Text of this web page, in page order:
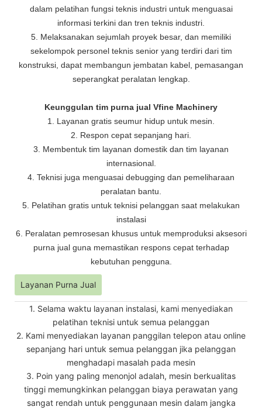
dalam pelatihan fungsi teknis industri untuk menguasai
informasi terkini dan tren teknis industri.
5. Melaksanakan sejumlah proyek besar, dan memiliki
sekelompok personel teknis senior yang terdiri dari tim
konstruksi, dapat membangun jembatan kabel, pemasangan
seperangkat peralatan lengkap.
Keunggulan tim purna jual Vfine Machinery
1. Layanan gratis seumur hidup untuk mesin.
2. Respon cepat sepanjang hari.
3. Membentuk tim layanan domestik dan tim layanan
internasional.
4. Teknisi juga menguasai debugging dan pemeliharaan
peralatan bantu.
5. Pelatihan gratis untuk teknisi pelanggan saat melakukan
instalasi
6. Peralatan pemrosesan khusus untuk memproduksi aksesori
purna jual guna memastikan respons cepat terhadap
kebutuhan pengguna.
Layanan Purna Jual
1. Selama waktu layanan instalasi, kami menyediakan
pelatihan teknisi untuk semua pelanggan
2. Kami menyediakan layanan panggilan telepon atau online
sepanjang hari untuk semua pelanggan jika pelanggan
menghadapi masalah pada mesin
3. Poin yang paling menonjol adalah, mesin berkualitas
tinggi memungkinkan pelanggan biaya perawatan yang
sangat rendah untuk penggunaan mesin dalam jangka